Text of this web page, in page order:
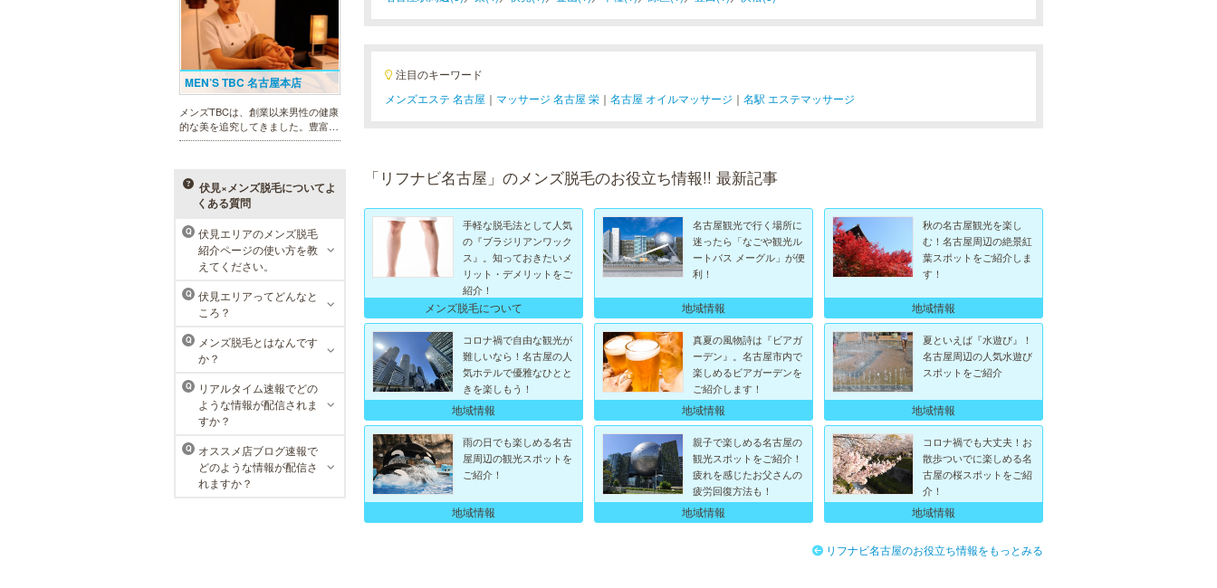
メニューをご用意。お得な体験コー
スも多数！
MEN’S TBC 名古屋本店
メンズTBCは、創業以来男性の健康
的な美を追究してきました。豊富な
脱毛メニューを始め、フェイシャル
べる種類の多さで初めての方も安心
です。
メンズリゼクリニック 名古屋
栄院
東京メンズリゼクリニックの永久脱
毛が全国で受けられます。多くの男
性患者様にご支持頂き、新宿1院か
ら始まったメンズリゼクリニック
が、現在では提携院含め全国10院を
展開するクリニックになりました。
伏見×メンズ脱毛についてよ
くある質問
Q
伏見エリアのメンズ脱毛
紹介ページの使い方を教
えてください。
Q
伏見エリアってどんなと
ころ？
Q
メンズ脱毛とはなんです
か？
Q
リアルタイム速報でどの
ような情報が配信されま
すか？
Q
オススメ店ブログ速報で
どのような情報が配信さ
れますか？
注目のキーワード
メンズエステ 名古屋 ｜ マッサージ 名古屋 栄 ｜ 名古屋 オイルマッサージ ｜ 名駅 エステマッサージ
「リフナビ名古屋」のメンズ脱毛のお役立ち情報!! 最新記事
手軽な脱毛法として人気
の『ブラジリアンワック
ス』。知っておきたいメ
リット・デメリットをご
紹介！
メンズ脱毛について
名古屋観光で行く場所に
迷ったら「なごや観光ル
ートバス メーグル」が便
利！
地域情報
秋の名古屋観光を楽し
む！名古屋周辺の絶景紅
葉スポットをご紹介しま
す！
地域情報
コロナ禍で自由な観光が
難しいなら！名古屋の人
気ホテルで優雅なひとと
きを楽しもう！
地域情報
真夏の風物詩は『ビアガ
ーデン』。名古屋市内で
楽しめるビアガーデンを
ご紹介します！
地域情報
夏といえば『水遊び』！
名古屋周辺の人気水遊び
スポットをご紹介
地域情報
雨の日でも楽しめる名古
屋周辺の観光スポットを
ご紹介！
地域情報
親子で楽しめる名古屋の
観光スポットをご紹介！
疲れを感じたお父さんの
疲労回復方法も！
地域情報
コロナ禍でも大丈夫！お
散歩ついでに楽しめる名
古屋の桜スポットをご紹
介！
地域情報
リフナビ名古屋のお役立ち情報をもっとみる